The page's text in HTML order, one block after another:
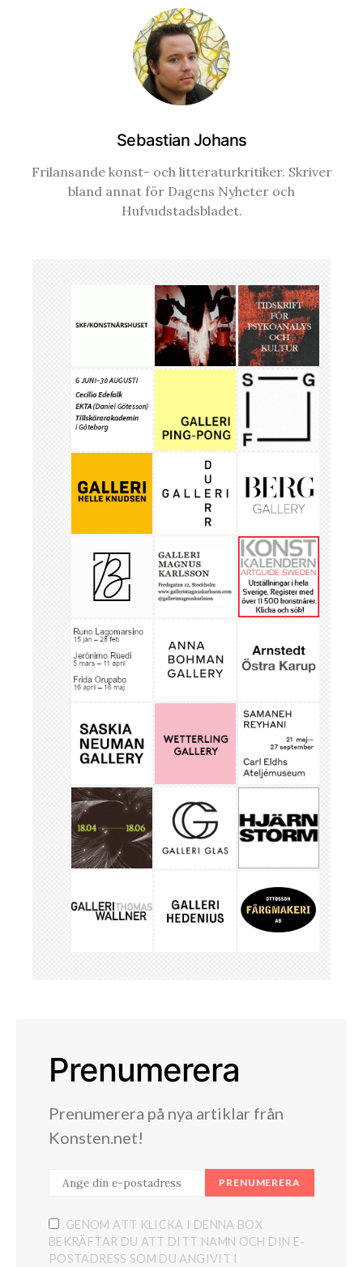
Sebastian Johans
Frilansande konst- och litteraturkritiker. Skriver
bland annat för Dagens Nyheter och
Hufvudstadsbladet.
Prenumerera
Prenumerera på nya artiklar från
Konsten.net!
PRENUMERERA
GENOM ATT KLICKA I DENNA BOX
BEKRÄFTAR DU ATT DITT NAMN OCH DIN E-
POSTADRESS SOM DU ANGIVIT I